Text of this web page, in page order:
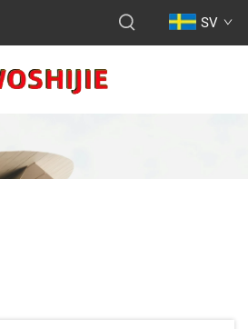
SV